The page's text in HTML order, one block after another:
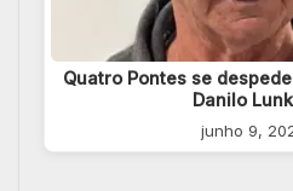
Quatro Pontes se
Danilo
junho 9,